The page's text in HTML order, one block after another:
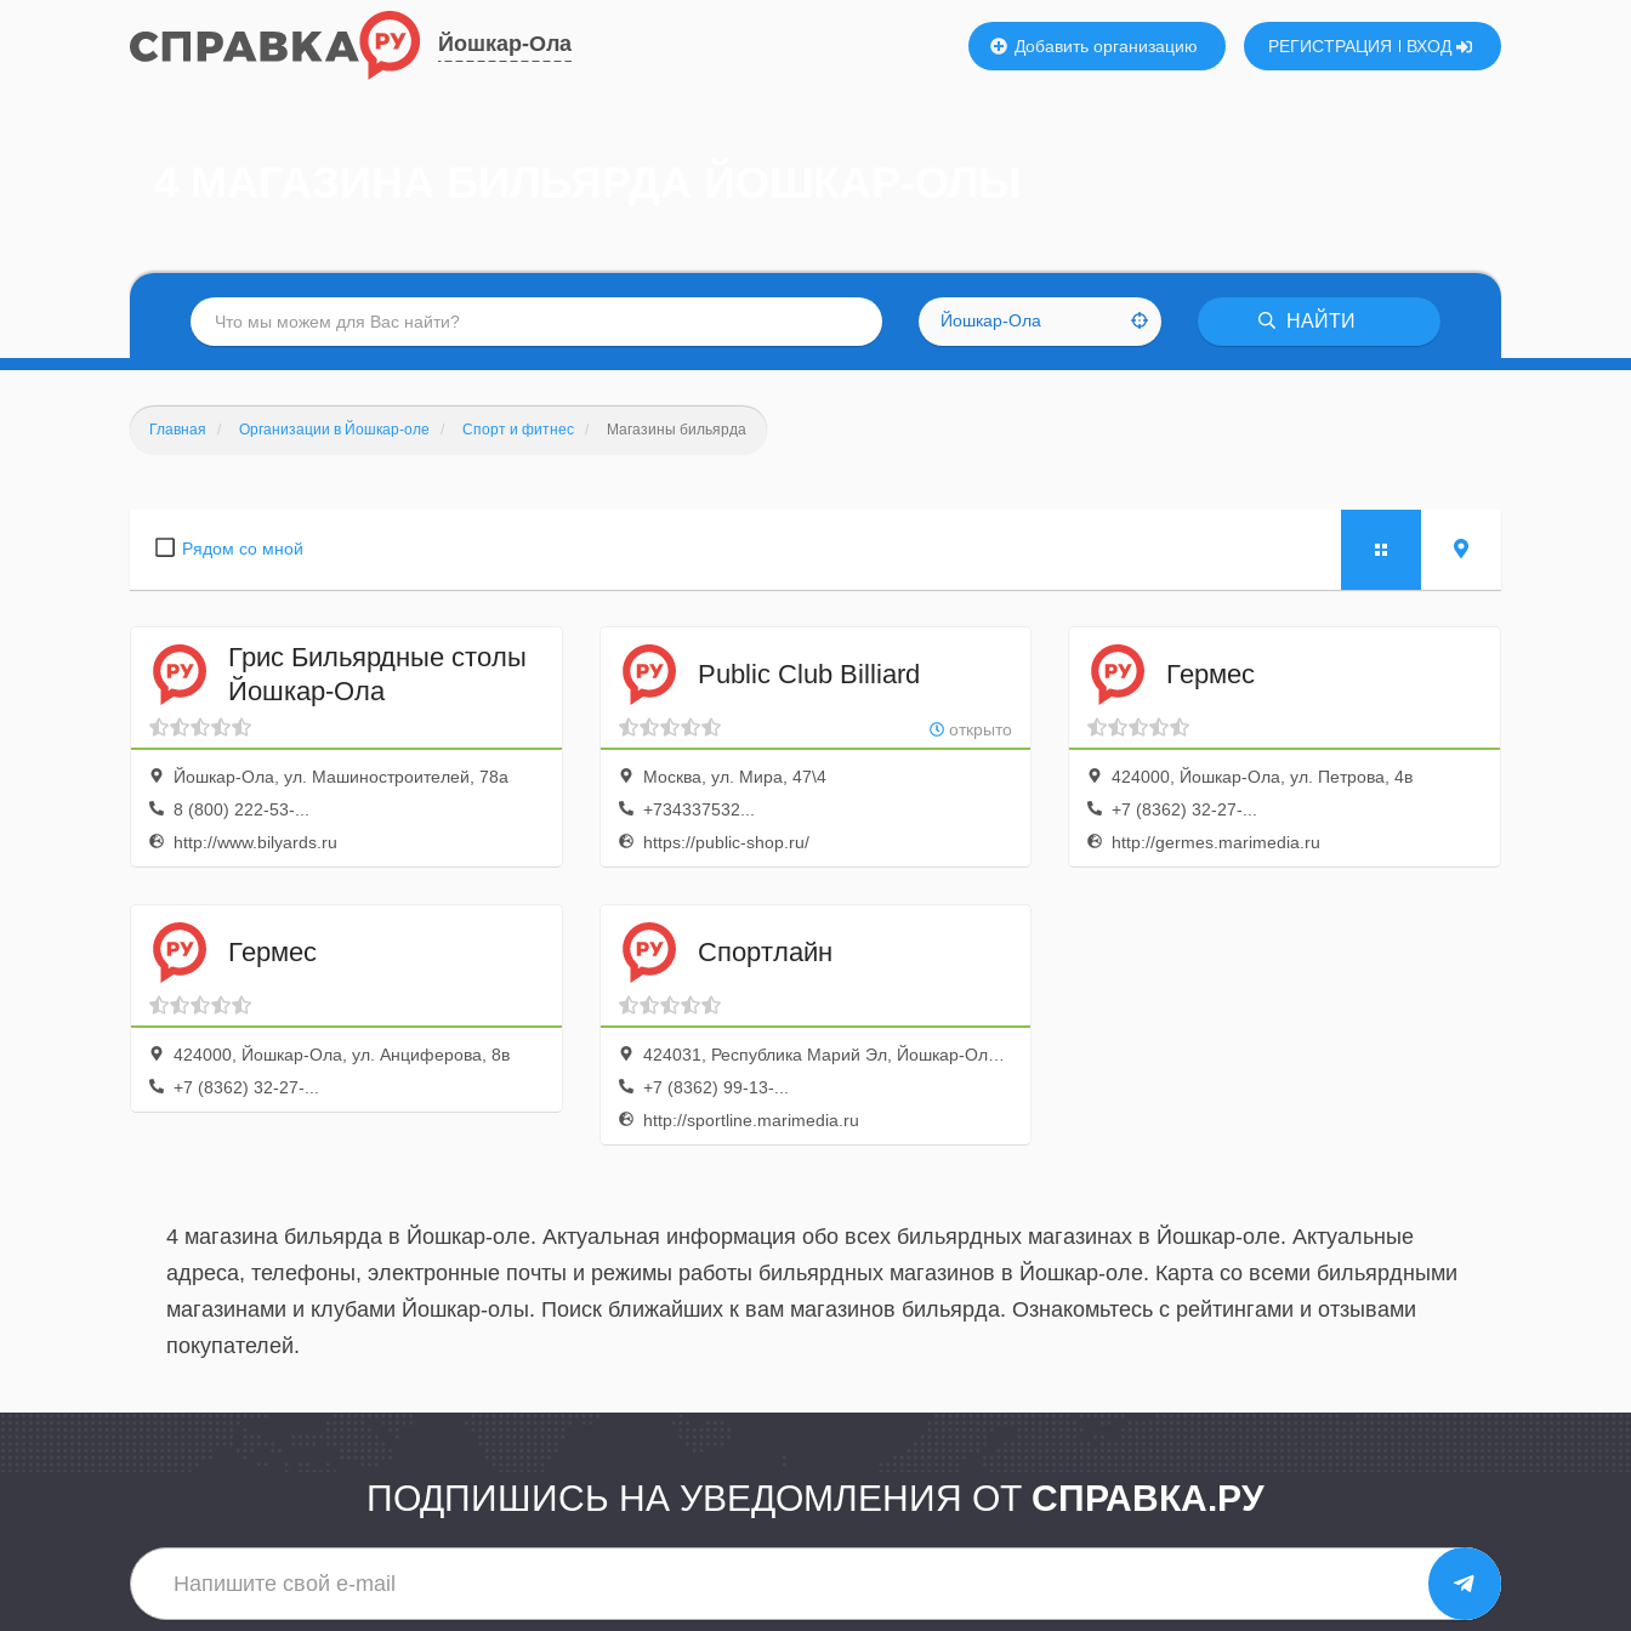
Йошкар-Ола Добавить организацию РЕГИСТРАЦИЯ ВХОД
Йошкар-Ола НАЙТИ
Главная Организации в Йошкар-оле Спорт и фитнес Магазины бильярда
Рядом со мной
Грис Бильярдные столы
Йошкар-Ола
Йошкар-Ола, ул. Машиностроителей, 78а
8 (800) 222-53-...
http://www.bilyards.ru
Public Club Billiard
открыто
Москва, ул. Мира, 47\4
+734337532...
https://public-shop.ru/
Гермес
424000, Йошкар-Ола, ул. Петрова, 4в
+7 (8362) 32-27-...
http://germes.marimedia.ru
Гермес
424000, Йошкар-Ола, ул. Анциферова, 8в
+7 (8362) 32-27-...
Спортлайн
424031, Республика Марий Эл, Йошкар-Ола, Вознесенская улица, 25, эт. 3, каб. 10
+7 (8362) 99-13-...
http://sportline.marimedia.ru
4 магазина бильярда в Йошкар-оле. Актуальная информация обо всех бильярдных магазинах в Йошкар-оле. Актуальные
адреса, телефоны, электронные почты и режимы работы бильярдных магазинов в Йошкар-оле. Карта со всеми бильярдными
магазинами и клубами Йошкар-олы. Поиск ближайших к вам магазинов бильярда. Ознакомьтесь с рейтингами и отзывами
покупателей.
ПОДПИШИСЬ НА УВЕДОМЛЕНИЯ ОТ СПРАВКА.РУ